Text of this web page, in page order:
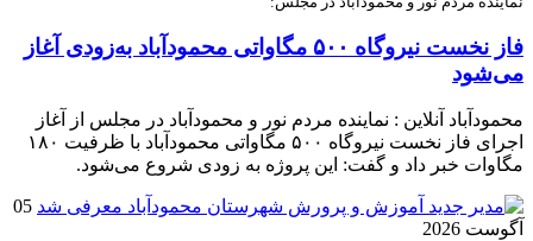
فاز نخست نیروگاه ۵۰۰ مگاواتی محمودآباد به‌زودی آغاز
می‌شود
محمودآباد آنلاین : نماینده مردم نور و محمودآباد در مجلس از آغاز
اجرای فاز نخست نیروگاه ۵۰۰ مگاواتی محمودآباد با ظرفیت ۱۸۰
مگاوات خبر داد و گفت: این پروژه به زودی شروع می‌شود.
05
آگوست 2026